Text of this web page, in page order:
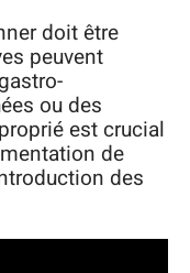
doit être
peuvent
ou des
est crucial
de
des